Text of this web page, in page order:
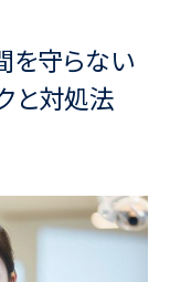
を守らない
と対処法